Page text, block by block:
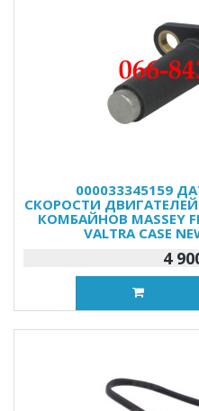
000033345159
СКОРОСТИ ДВИГАТЕЛЕЙ
КОМБАЙНОВ MASSEY
VALTRA CASE
4